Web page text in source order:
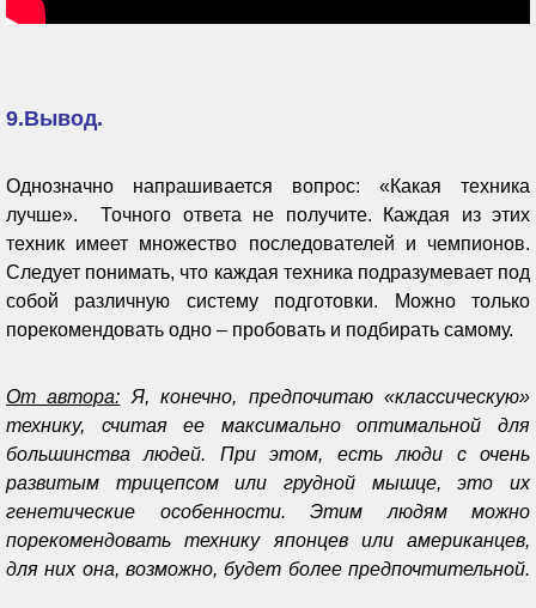
9.Вывод.
Однозначно напрашивается вопрос: «Какая техника
лучше». Точного ответа не получите. Каждая из этих
техник имеет множество последователей и чемпионов.
Следует понимать, что каждая техника подразумевает под
собой различную систему подготовки. Можно только
порекомендовать одно – пробовать и подбирать самому.
От автора: Я, конечно, предпочитаю «классическую»
технику, считая ее максимально оптимальной для
большинства людей. При этом, есть люди с очень
развитым трицепсом или грудной мышце, это их
генетические особенности. Этим людям можно
порекомендовать технику японцев или американцев,
для них она, возможно, будет более предпочтительной.